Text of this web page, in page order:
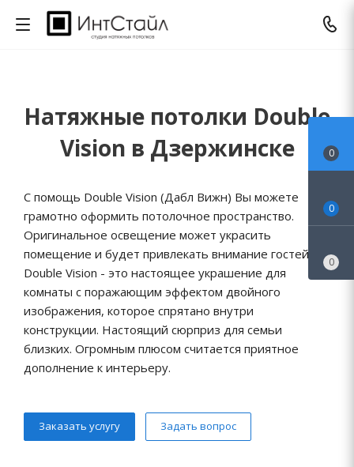
Натяжные потолки Double
Vision в Дзержинске
С помощь Double Vision (Дабл Вижн) Вы можете
грамотно оформить потолочное пространство.
Оригинальное освещение может украсить
помещение и будет привлекать внимание гостей.
Double Vision - это настоящее украшение для
комнаты с поражающим эффектом двойного
изображения, которое спрятано внутри
конструкции. Настоящий сюрприз для семьи
близких. Огромным плюсом считается приятное
дополнение к интерьеру.
Заказать услугу Задать вопрос
0
0
0